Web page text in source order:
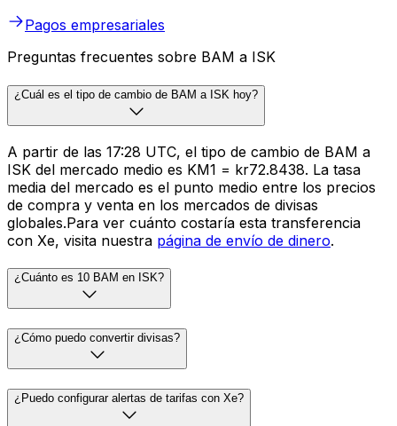
Pagos empresariales
Preguntas frecuentes sobre BAM a ISK
¿Cuál es el tipo de cambio de BAM a ISK hoy?
A partir de las 17:28 UTC, el tipo de cambio de BAM a
ISK del mercado medio es KM1 = kr72.8438. La tasa
media del mercado es el punto medio entre los precios
de compra y venta en los mercados de divisas
globales.Para ver cuánto costaría esta transferencia
con Xe, visita nuestra página de envío de dinero.
¿Cuánto es 10 BAM en ISK?
¿Cómo puedo convertir divisas?
¿Puedo configurar alertas de tarifas con Xe?